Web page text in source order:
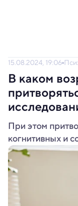
15.08.2024, 19:06
В каком
При этом
когнитивных и